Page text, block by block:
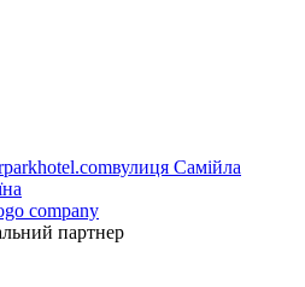
вулиця Самійла
партнер